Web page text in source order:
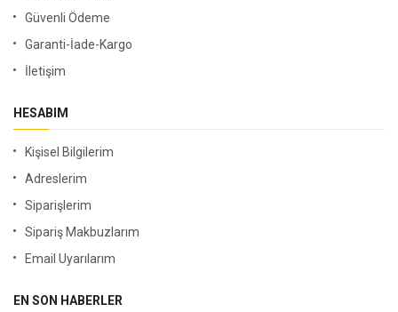
Güvenli Ödeme
Garanti-İade-Kargo
İletişim
HESABIM
Kişisel Bilgilerim
Adreslerim
Siparişlerim
Sipariş Makbuzlarım
Email Uyarılarım
EN SON HABERLER